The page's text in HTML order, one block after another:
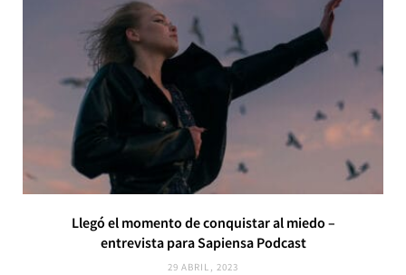
Llegó el momento de conquistar al miedo –
entrevista para Sapiensa Podcast
29 ABRIL, 2023